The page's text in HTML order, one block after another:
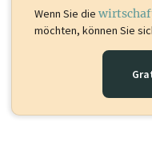
Wenn Sie die
möchten, können Sie